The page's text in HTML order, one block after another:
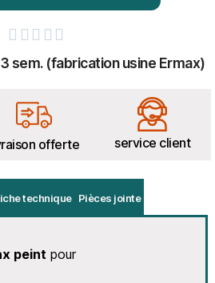
    
sem. (fabrication usine Ermax)
offerte service client
technique Pièces jointe
peint pour